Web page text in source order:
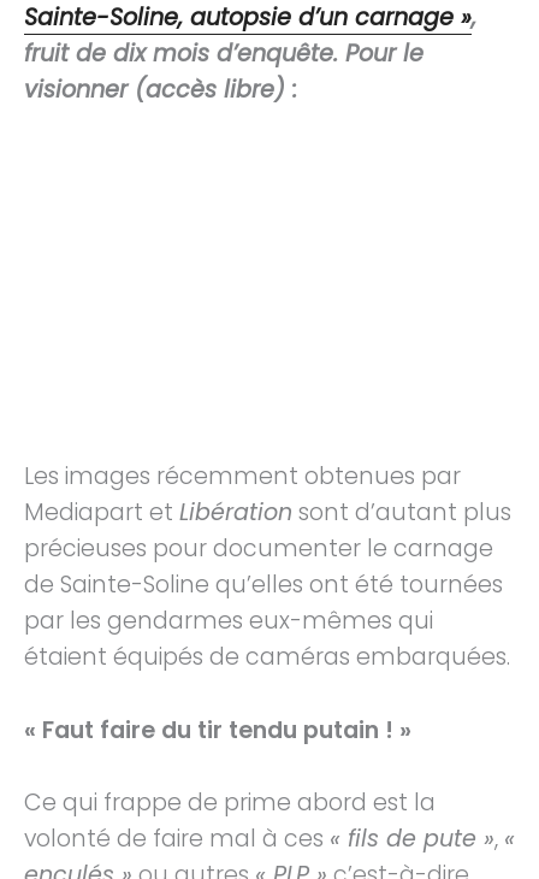
Sainte-Soline, autopsie d’un carnage »,
fruit de dix mois d’enquête. Pour le
visionner (accès libre) :
Les images récemment obtenues par
Mediapart et Libération sont d’autant plus
précieuses pour documenter le carnage
de Sainte-Soline qu’elles ont été tournées
par les gendarmes eux-mêmes qui
étaient équipés de caméras embarquées.
« Faut faire du tir tendu putain ! »
Ce qui frappe de prime abord est la
volonté de faire mal à ces « fils de pute », «